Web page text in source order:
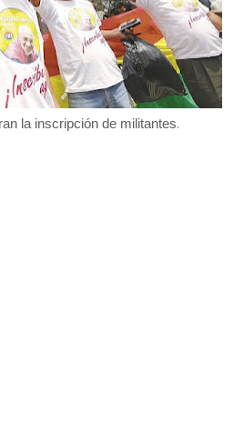
la inscripción de militantes.